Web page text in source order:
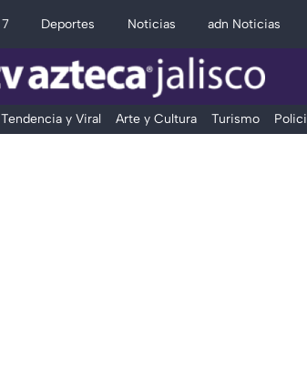
Deportes Noticias adn Noticias
Tendencia y Viral Arte y Cultura Turismo